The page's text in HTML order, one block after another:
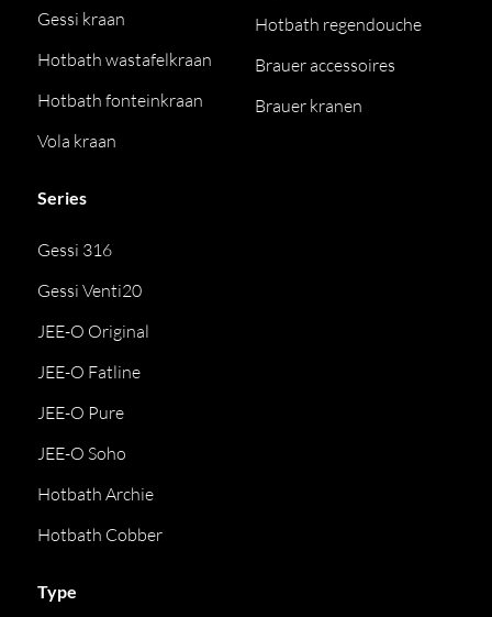
Gessi kraan
Hotbath wastafelkraan
Hotbath fonteinkraan
Vola kraan
Hotbath regendouche
Brauer accessoires
Brauer kranen
Series
Gessi 316
Gessi Venti20
JEE-O Original
JEE-O Fatline
JEE-O Pure
JEE-O Soho
Hotbath Archie
Hotbath Cobber
Type